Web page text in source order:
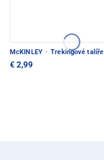
McKINLEY · Trekingové talíře
€ 2,99